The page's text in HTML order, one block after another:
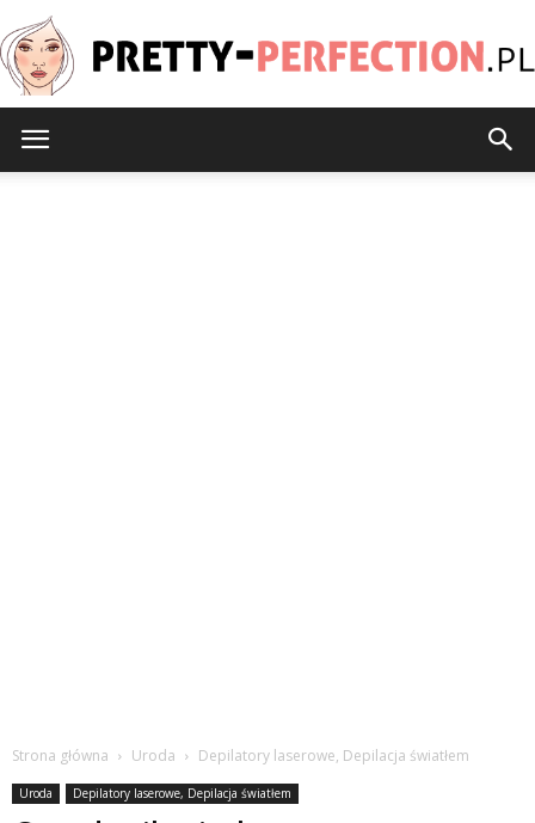
Strona główna Uroda Depilatory laserowe, Depilacja światłem
Uroda Depilatory laserowe, Depilacja światłem